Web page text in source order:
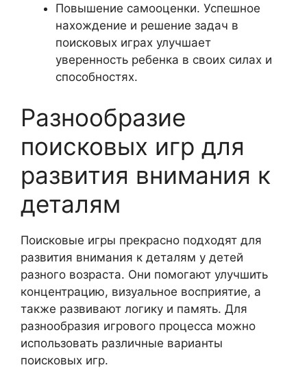
Повышение самооценки. Успешное
нахождение и решение задач в
поисковых играх улучшает
уверенность ребенка в своих силах и
способностях.
Разнообразие
поисковых игр для
развития внимания к
деталям
Поисковые игры прекрасно подходят для
развития внимания к деталям у детей
разного возраста. Они помогают улучшить
концентрацию, визуальное восприятие, а
также развивают логику и память. Для
разнообразия игрового процесса можно
использовать различные варианты
поисковых игр.